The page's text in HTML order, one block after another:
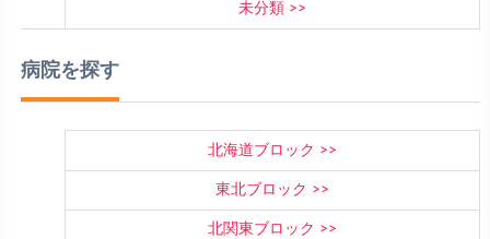
未分類
病院を探す
北海道ブロック
東北ブロック
北関東ブロック